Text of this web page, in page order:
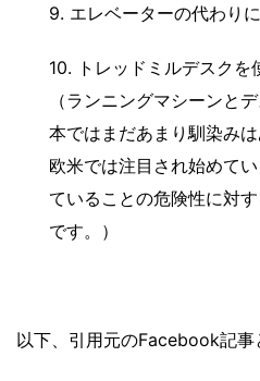
9. エレベーターの代わりに
10. トレッドミルデスクを
（ランニングマシーンと
本ではまだあまり馴染みは
欧米では注目され始めて
ていることの危険性に対
です。）
以下、引用元のFacebook記事